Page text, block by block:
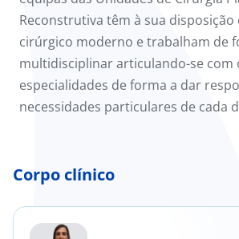
Reconstrutiva têm à sua
cirúrgico moderno e trabalham de
multidisciplinar articulando-se com
especialidades de forma a dar
necessidades particulares de cada
Corpo clínico